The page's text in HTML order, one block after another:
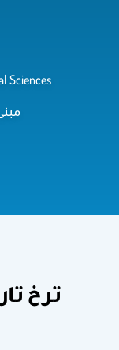
Sciences
مبنى 16 الدور الأول،
420